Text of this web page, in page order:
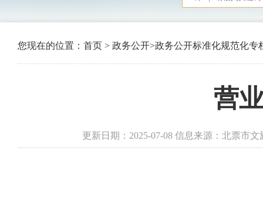
您现在的位置： 首页 > 政务公开>政务公开标准化规范化专
营
更新日期：2025-07-08 信息来源：北票市